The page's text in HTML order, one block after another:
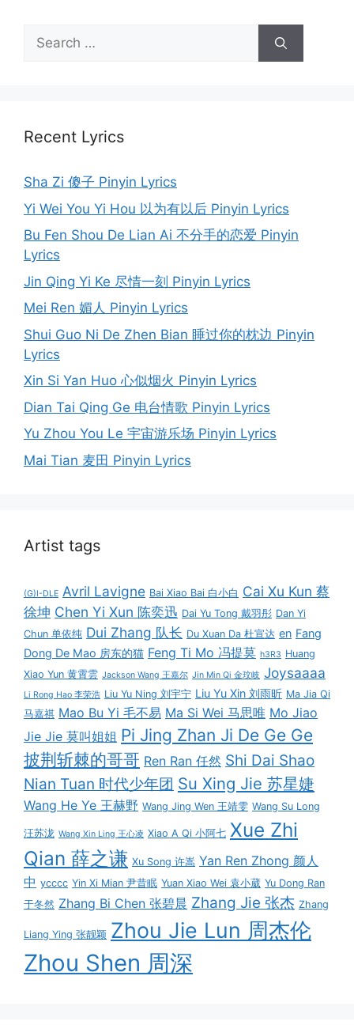
Search
for:
Recent Lyrics
Sha Zi 傻子 Pinyin Lyrics
Yi Wei You Yi Hou 以为有以后 Pinyin Lyrics
Bu Fen Shou De Lian Ai 不分手的恋爱 Pinyin
Lyrics
Jin Qing Yi Ke 尽情一刻 Pinyin Lyrics
Mei Ren 媚人 Pinyin Lyrics
Shui Guo Ni De Zhen Bian 睡过你的枕边 Pinyin
Lyrics
Xin Si Yan Huo 心似烟火 Pinyin Lyrics
Dian Tai Qing Ge 电台情歌 Pinyin Lyrics
Yu Zhou You Le 宇宙游乐场 Pinyin Lyrics
Mai Tian 麦田 Pinyin Lyrics
Artist tags
(G)I-DLE Avril Lavigne Bai Xiao Bai 白小白 Cai Xu Kun 蔡
徐坤 Chen Yi Xun 陈奕迅 Dai Yu Tong 戴羽彤 Dan Yi
Chun 单依纯 Dui Zhang 队长 Du Xuan Da 杜宣达 en Fang
Dong De Mao 房东的猫 Feng Ti Mo 冯提莫 h3R3 Huang
Xiao Yun 黄霄雲 Jackson Wang 王嘉尔 Jin Min Qi 金玟岐 Joysaaaa
Li Rong Hao 李荣浩 Liu Yu Ning 刘宇宁 Liu Yu Xin 刘雨昕 Ma Jia Qi
马嘉祺 Mao Bu Yi 毛不易 Ma Si Wei 马思唯 Mo Jiao
Jie Jie 莫叫姐姐 Pi Jing Zhan Ji De Ge Ge
披荆斩棘的哥哥 Ren Ran 任然 Shi Dai Shao
Nian Tuan 时代少年团 Su Xing Jie 苏星婕
Wang He Ye 王赫野 Wang Jing Wen 王靖雯 Wang Su Long
汪苏泷 Wang Xin Ling 王心凌 Xiao A Qi 小阿七 Xue Zhi
Qian 薛之谦 Xu Song 许嵩 Yan Ren Zhong 颜人
中 ycccc Yin Xi Mian 尹昔眠 Yuan Xiao Wei 袁小葳 Yu Dong Ran
于冬然 Zhang Bi Chen 张碧晨 Zhang Jie 张杰 Zhang
Liang Ying 张靓颖 Zhou Jie Lun 周杰伦
Zhou Shen 周深